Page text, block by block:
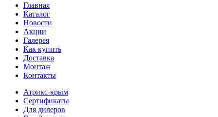
Главная
Каталог
Новости
Акции
Галерея
Как купить
Доставка
Монтаж
Контакты
Атрикс-крым
Сертификаты
Для дилеров